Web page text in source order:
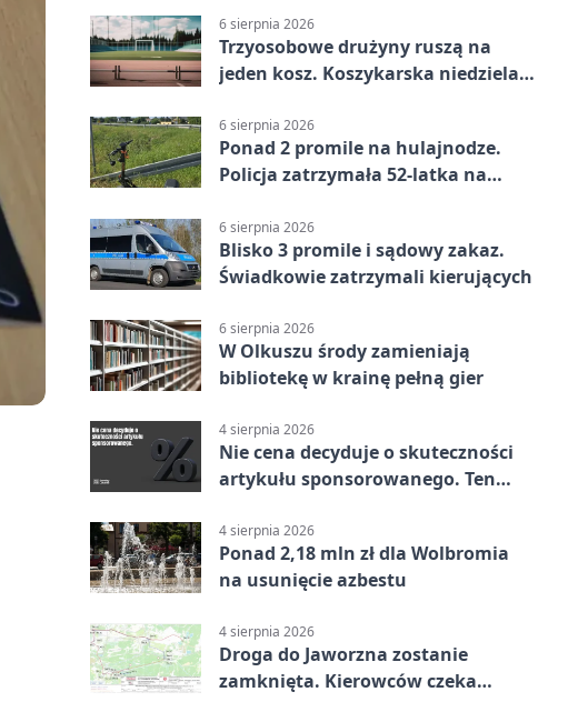
6 sierpnia 2026
Trzyosobowe drużyny ruszą na
jeden kosz. Koszykarska niedziela
6 sierpnia 2026
Ponad 2 promile na hulajnodze.
Policja zatrzymała 52-latka na
6 sierpnia 2026
Blisko 3 promile i sądowy zakaz.
Świadkowie zatrzymali kierujących
6 sierpnia 2026
W Olkuszu środy zamieniają
bibliotekę w krainę pełną gier
4 sierpnia 2026
Nie cena decyduje o skuteczności
artykułu sponsorowanego. Ten
4 sierpnia 2026
Ponad 2,18 mln zł dla Wolbromia
na usunięcie azbestu
4 sierpnia 2026
Droga do Jaworzna zostanie
zamknięta. Kierowców czeka